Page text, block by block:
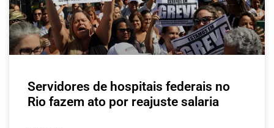
Servidores de hospitais federais no
Rio fazem ato por reajuste salaria